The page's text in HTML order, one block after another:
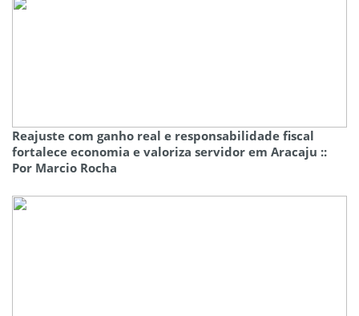
Reajuste com ganho real e responsabilidade fiscal
fortalece economia e valoriza servidor em Aracaju ::
Por Marcio Rocha